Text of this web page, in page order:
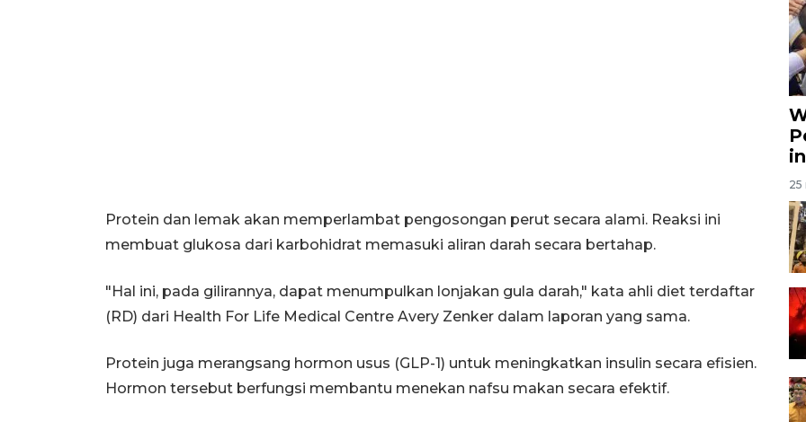
Protein dan lemak akan memperlambat pengosongan perut secara alami. Reaksi ini
membuat glukosa dari karbohidrat memasuki aliran darah secara bertahap.
"Hal ini, pada gilirannya, dapat menumpulkan lonjakan gula darah," kata ahli diet terdaftar
(RD) dari Health For Life Medical Centre Avery Zenker dalam laporan yang sama.
Protein juga merangsang hormon usus (GLP-1) untuk meningkatkan insulin secara efisien.
Hormon tersebut berfungsi membantu menekan nafsu makan secara efektif.
25